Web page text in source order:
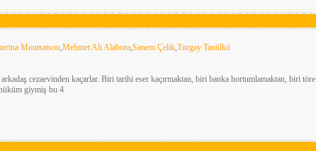
Moutsatsou,Mehmet Ali Alabora,Sanem Çelik,Turgay Tanülkü
cezaevinden kaçarlar. Biri tarihi eser kaçırmaktan, biri banka hortumlamaktan, biri töre
giymiş bu 4